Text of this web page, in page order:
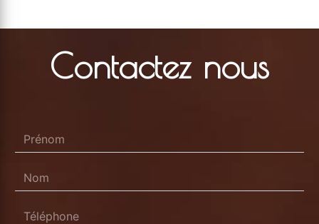
Contactez nous